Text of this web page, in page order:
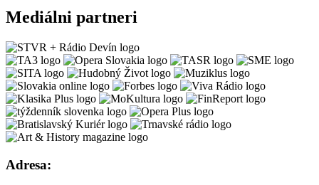
Mediálni partneri
Adresa: